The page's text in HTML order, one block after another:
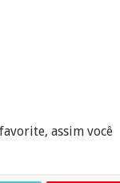
assim você